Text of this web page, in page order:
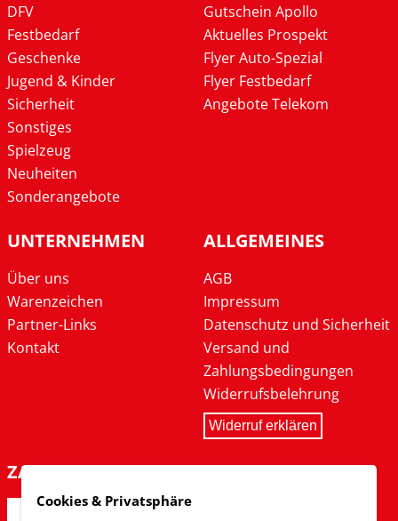
DFV
Festbedarf
Geschenke
Jugend & Kinder
Sicherheit
Sonstiges
Spielzeug
Neuheiten
Sonderangebote
Gutschein Apollo
Aktuelles Prospekt
Flyer Auto-Spezial
Flyer Festbedarf
Angebote Telekom
UNTERNEHMEN
Über uns
Warenzeichen
Partner-Links
Kontakt
ALLGEMEINES
AGB
Impressum
Datenschutz und Sicherheit
Versand und
Zahlungsbedingungen
Widerrufsbelehrung
Widerruf erklären
ZAHLARTEN
Cookies & Privatsphäre